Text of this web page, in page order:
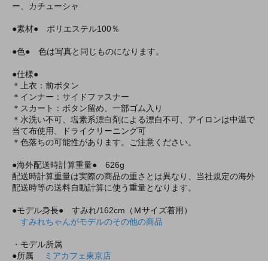
ー、カチューシャ
●素材● ポリエステル100％
●色● 色は写真と同じものになります。
●仕様●
＊上衣：前ボタン
＊インナー：サイドファスナー
＊スカート：ボタン留め、一部ゴム入り
＊水洗い不可、塩素系漂白剤による漂白不可、アイロンは中温で
当て布使用、ドライクリーニング可
＊色落ちの可能性があります。ご注意ください。
●海外配送時計算重量● 626g
配送時計算重量は実際の商品の重さとは異なり、当社規定の海外
配送時等の送料自動計算に使う重量となります。
●モデル身長● すみれ/162cm（Ｍサイズ着用）
すみれちゃんがモデルのその他の商品
・モデル所属
●所属
ミアカフェ東京店